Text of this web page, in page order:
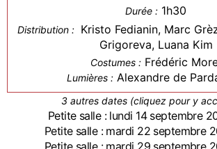
Durée : 1h30
Distribution : Kristo Fedianin, Marc
Grigoreva, Luana Kim
Costumes : Frédéric
Lumières : Alexandre de
3 autres dates (cliquez pour
Petite salle : lundi 14
Petite salle : mardi 22